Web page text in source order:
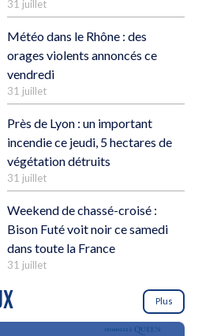
31 juillet
Météo dans le Rhône : des
orages violents annoncés ce
vendredi
31 juillet
Près de Lyon : un important
incendie ce jeudi, 5 hectares de
végétation détruits
31 juillet
Weekend de chassé-croisé :
Bison Futé voit noir ce samedi
dans toute la France
31 juillet
Plus